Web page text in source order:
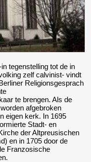
tegenstelling tot de in
zelf calvinist- vindt
Religionsgesprach
te brengen. Als de
afgebroken
eigen kerk. In 1695
Stadt- en
der Altpreusischen
en in 1705 door de
Franzosische